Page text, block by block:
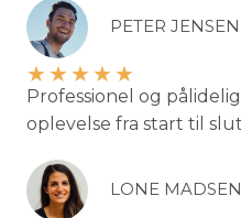
PETER JENSEN
★★★★★
Professionel og
oplevelse fra start til
LONE MADSEN